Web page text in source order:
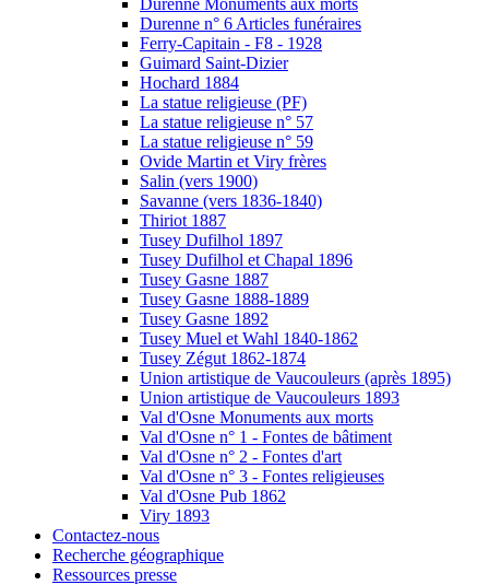
Durenne n° 6 Articles funéraires
Ferry-Capitain - F8 - 1928
Guimard Saint-Dizier
Hochard 1884
La statue religieuse (PF)
La statue religieuse n° 57
La statue religieuse n° 59
Ovide Martin et Viry frères
Salin (vers 1900)
Savanne (vers 1836-1840)
Thiriot 1887
Tusey Dufilhol 1897
Tusey Dufilhol et Chapal 1896
Tusey Gasne 1887
Tusey Gasne 1888-1889
Tusey Gasne 1892
Tusey Muel et Wahl 1840-1862
Tusey Zégut 1862-1874
Union artistique de Vaucouleurs (après 1895)
Union artistique de Vaucouleurs 1893
Val d'Osne Monuments aux morts
Val d'Osne n° 1 - Fontes de bâtiment
Val d'Osne n° 2 - Fontes d'art
Val d'Osne n° 3 - Fontes religieuses
Val d'Osne Pub 1862
Viry 1893
Contactez-nous
Recherche géographique
Ressources presse